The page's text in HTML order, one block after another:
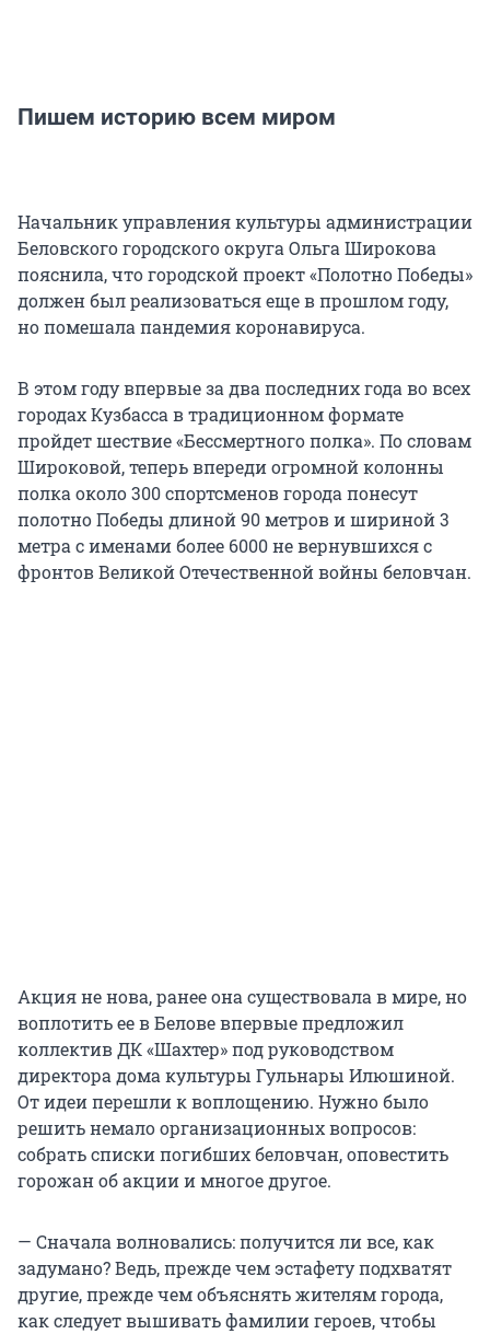
Пишем историю всем миром
Начальник управления культуры администрации
Беловского городского округа Ольга Широкова
пояснила, что городской проект «Полотно Победы»
должен был реализоваться еще в прошлом году,
но помешала пандемия коронавируса.
В этом году впервые за два последних года во всех
городах Кузбасса в традиционном формате
пройдет шествие «Бессмертного полка». По словам
Широковой, теперь впереди огромной колонны
полка около 300 спортсменов города понесут
полотно Победы длиной 90 метров и шириной 3
метра с именами более 6000 не вернувшихся с
фронтов Великой Отечественной войны беловчан.
Акция не нова, ранее она существовала в мире, но
воплотить ее в Белове впервые предложил
коллектив ДК «Шахтер» под руководством
директора дома культуры Гульнары Илюшиной.
От идеи перешли к воплощению. Нужно было
решить немало организационных вопросов:
собрать списки погибших беловчан, оповестить
горожан об акции и многое другое.
— Сначала волновались: получится ли все, как
задумано? Ведь, прежде чем эстафету подхватят
другие, прежде чем объяснять жителям города,
как следует вышивать фамилии героев, чтобы